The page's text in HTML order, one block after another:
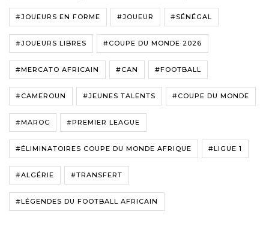
#JOUEURS EN FORME #JOUEUR #SÉNÉGAL
#JOUEURS LIBRES #COUPE DU MONDE 2026
#MERCATO AFRICAIN #CAN #FOOTBALL
#CAMEROUN #JEUNES TALENTS #COUPE DU MONDE
#MAROC #PREMIER LEAGUE
#ÉLIMINATOIRES COUPE DU MONDE AFRIQUE #LIGUE 1
#ALGÉRIE #TRANSFERT
#LÉGENDES DU FOOTBALL AFRICAIN